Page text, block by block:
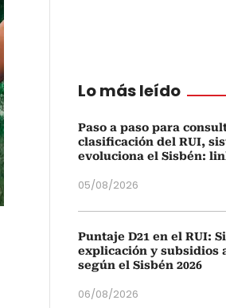
Lo más leído
Paso a paso para
clasificación del RUI,
evoluciona el Sisbén:
05/08/2026
Puntaje D21 en el RUI:
explicación y subsidios
según el Sisbén 2026
06/08/2026